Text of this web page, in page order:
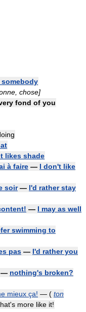
chose]
fond of you
likes shade
à faire — I don't like
soir— I'd rather stay
— I may as well
swimming to
pas — I'd rather you
— nothing's broken?
mieux ça! — ( ton
more like it!